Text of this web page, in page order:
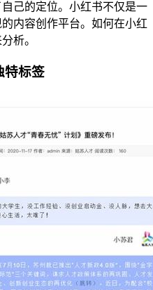
己的定位。小红书不仅是一
内容创作平台。如何在小红
析。
特标签